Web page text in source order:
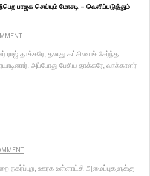
பாஜக செய்யும் மோசடி – வெளிப்படுத்தும்
ராஜ் தாக்கரே, தனது கட்சியைச் சேர்ந்த
அப்போது பேசிய தாக்கரே, வாக்காளர்
நகர்ப்புற, ஊரக உள்ளாட்சி அமைப்புகளுக்கு